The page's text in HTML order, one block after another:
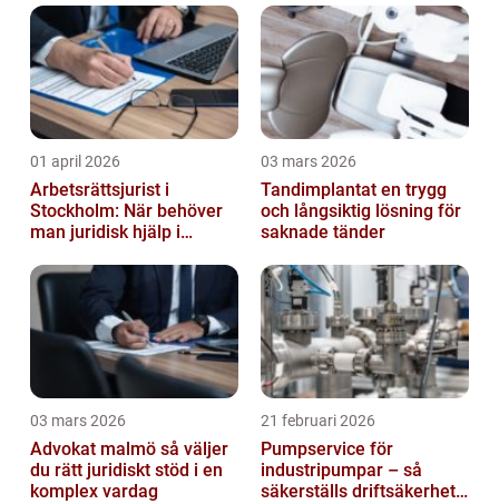
01 april 2026
Arbetsrättsjurist i
Stockholm: När behöver
man juridisk hjälp i
03 mars 2026
Tandimplantat en trygg
och långsiktig lösning för
saknade tänder
03 mars 2026
Advokat malmö så väljer
du rätt juridiskt stöd i en
komplex vardag
21 februari 2026
Pumpservice för
industripumpar – så
säkerställs driftsäkerhet